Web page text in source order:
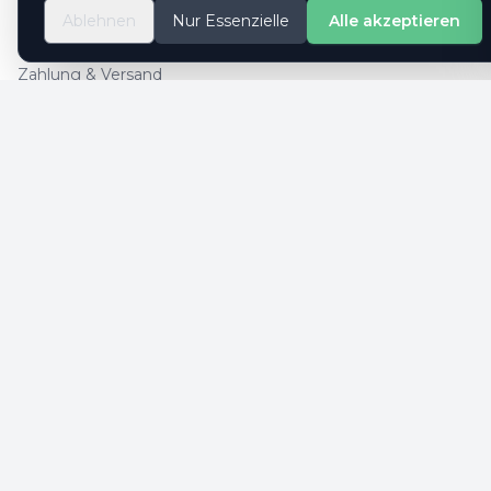
So geht es
Kontaktformular
Zahlung & Versand
Ablehnen Nur Essenzielle Alle akzeptieren